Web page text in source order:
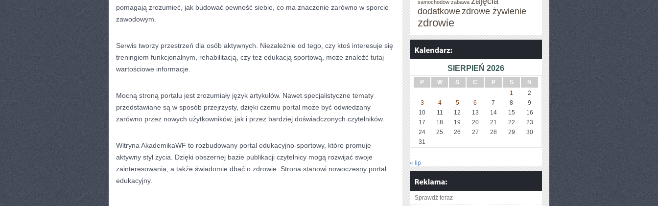
pomagają zrozumieć, jak budować pewność siebie, co ma znaczenie zarówno w sporcie
zawodowym.
Serwis tworzy przestrzeń dla osób aktywnych. Niezależnie od tego, czy ktoś interesuje się
treningiem funkcjonalnym, rehabilitacją, czy też edukacją sportową, może znaleźć tutaj
wartościowe informacje.
Mocną stroną portalu jest zrozumiały język artykułów. Nawet specjalistyczne tematy
przedstawiane są w sposób przejrzysty, dzięki czemu portal może być odwiedzany
zarówno przez nowych użytkowników, jak i przez bardziej doświadczonych czytelników.
Witryna AkademikaWF to rozbudowany portal edukacyjno-sportowy, które promuje
aktywny styl życia. Dzięki obszernej bazie publikacji czytelnicy mogą rozwijać swoje
zainteresowania, a także świadomie dbać o zdrowie. Strona stanowi nowoczesny portal
edukacyjny.
samochodów zabawa
dodatkowezdrowe żywienie
zdrowie
SIERPIEŃ 2026
P W Ś C P S
N
1
2
3
4 5 6 7 8
9
10
11 12 13 14 15
16
17
18 19 20 21 22
23
24
25 26 27 28 29
30
31
« lip
Sprawdź teraz